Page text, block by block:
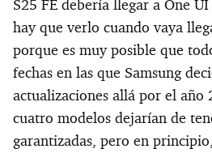
S25 FE debería llegar a One
hay que verlo cuando vaya
porque es muy posible que
fechas en las que Samsung
actualizaciones allá por el año
cuatro modelos dejarían de
garantizadas, pero en